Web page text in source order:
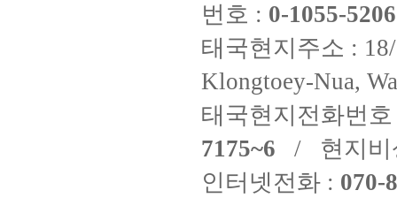
번호 : 0-1055-
태국현지주소 :
Klongtoey-Nua,
태국현지전화번
7175~6 / 현지비
인터넷전화 : 070-